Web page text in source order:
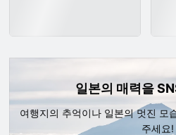
일본의 매력을
여행지의 추억이나 일본의 멋진 모
주세요!